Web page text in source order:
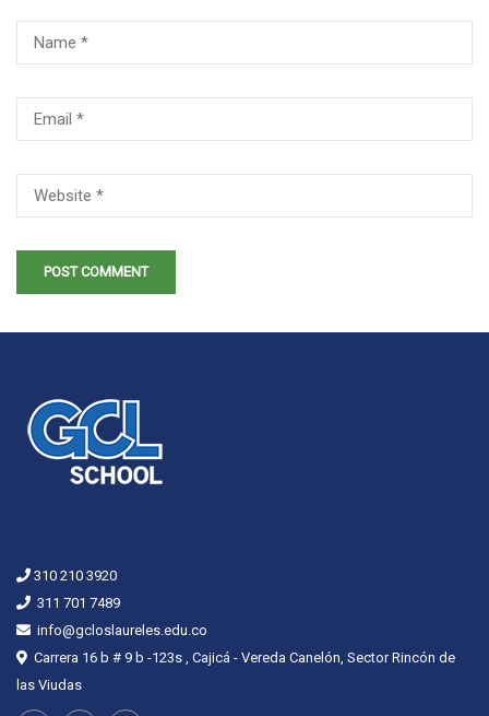
310 210 3920
311 701 7489
info@gcloslaureles.edu.co
Carrera 16 b # 9 b -123s , Cajicá - Vereda Canelón, Sector Rincón de
las Viudas